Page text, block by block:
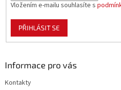
Vložením e-mailu souhlasíte s
PŘIHLÁSIT SE
Informace pro vás
Kontakty